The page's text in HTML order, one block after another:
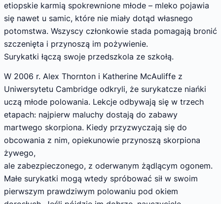
etiopskie karmią spokrewnione młode – mleko pojawia
się nawet u samic, które nie miały dotąd własnego
potomstwa. Wszyscy członkowie stada pomagają bronić
szczenięta i przynoszą im pożywienie.
Surykatki łączą swoje przedszkola ze szkołą.
W 2006 r. Alex Thornton i Katherine McAuliffe z
Uniwersytetu Cambridge odkryli, że surykatcze niańki
uczą młode polowania. Lekcje odbywają się w trzech
etapach: najpierw maluchy dostają do zabawy
martwego skorpiona. Kiedy przyzwyczają się do
obcowania z nim, opiekunowie przynoszą skorpiona
żywego,
ale zabezpieczonego, z oderwanym żądlącym ogonem.
Małe surykatki mogą wtedy spróbować sił w swoim
pierwszym prawdziwym polowaniu pod okiem